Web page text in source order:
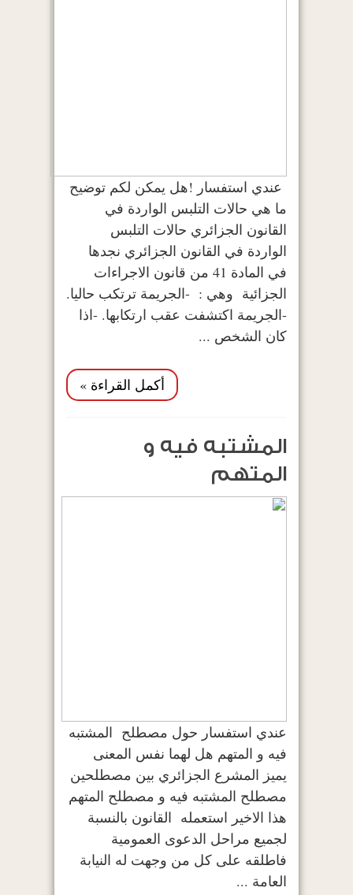
عندي استفسار !هل يمكن لكم توضيح
ما هي حالات التلبس الواردة في
القانون الجزائري حالات التلبس
الواردة في القانون الجزائري نجدها
في المادة 41 من قانون الاجراءات
الجزائية وهي : -الجريمة ترتكب حاليا.
-الجريمة اكتشفت عقب ارتكابها. -اذا
كان الشخص ...
أكمل القراءة »
المشتبه فيه و
المتهم
عندي استفسار حول مصطلح المشتبه
فيه و المتهم هل لهما نفس المعنى
يميز المشرع الجزائري بين مصطلحين
مصطلح المشتبه فيه و مصطلح المتهم
هذا الاخير استعمله القانون بالنسبة
لجميع مراحل الدعوى العمومية
فاطلقه على كل من وجهت له النيابة
العامة ...